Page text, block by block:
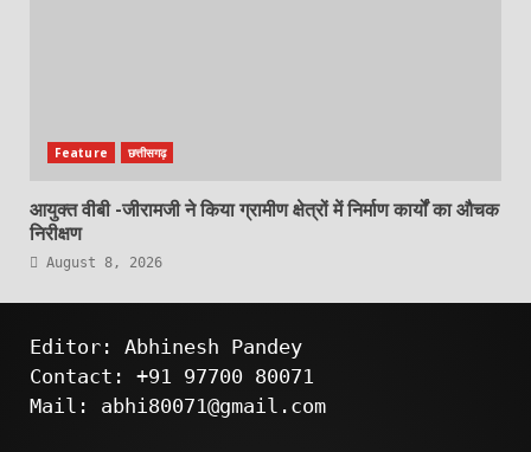
Feature छत्तीसगढ़
आयुक्त वीबी -जीरामजी ने किया ग्रामीण क्षेत्रों में निर्माण कार्यों का औचक
निरीक्षण
August 8, 2026
Editor: Abhinesh Pandey
Contact: +91 97700 80071
Mail: abhi80071@gmail.com